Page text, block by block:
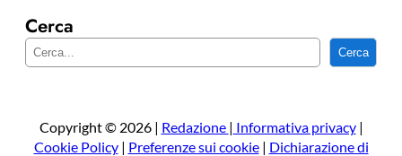
Cerca
e
a
Cerca
Copyright © 2026 | Redazione | Informativa privacy|
Cookie Policy| Preferenze sui cookie| Dichiarazione di